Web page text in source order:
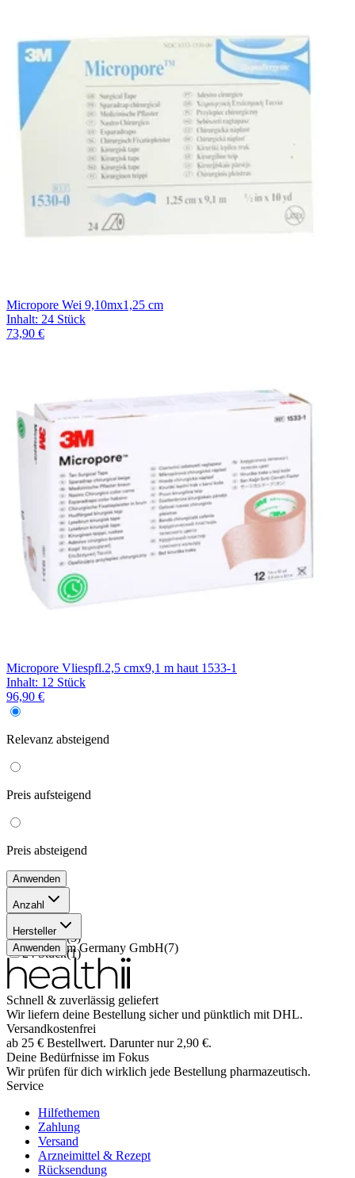
Micropore Wei 9,10mx1,25 cm
Inhalt: 24 Stück
73,90 €
Micropore Vliespfl.2,5 cmx9,1 m haut 1533-1
Inhalt: 12 Stück
96,90 €
Relevanz absteigend
Preis aufsteigend
Preis absteigend
Anwenden
Anzahl
( 3)
12 Stück(3)
24 Stück(1)
Hersteller
Solventum Germany GmbH(7)
Anwenden
Schnell & zuverlässig geliefert
Wir liefern deine Bestellung sicher und pünktlich mit DHL.
Versandkostenfrei
ab 25 € Bestellwert. Darunter nur 2,90 €.
Deine Bedürfnisse im Fokus
Wir prüfen für dich wirklich jede Bestellung pharmazeutisch.
Service
Hilfethemen
Zahlung
Versand
Arzneimittel & Rezept
Rücksendung